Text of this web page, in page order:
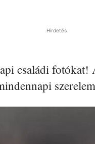
Hirdetés
családi fotókat!